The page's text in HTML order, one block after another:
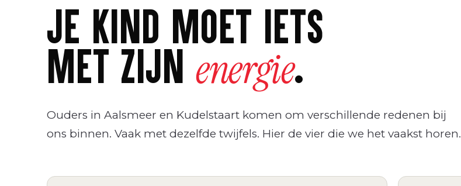
JE KIND MOET IETS
MET ZIJN energie.
Ouders in Aalsmeer en Kudelstaart komen om verschillende redenen bij
ons binnen. Vaak met dezelfde twijfels. Hier de vier die we het vaakst horen.